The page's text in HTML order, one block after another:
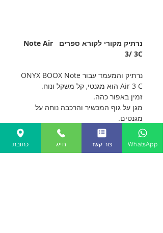
נרתיק מקורי לקורא ספרים Note Air
3/ 3C
נרתיק והמעמד עבור ONYX BOOX Note
Air 3 C הוא מגנטי, קל משקל ונוח.
זמין באפור כהה.
מגן על גוף המכשיר והרכבה נוחה על
מגנטים.
כיסוי המארז מתקפל והופך למעמד.
שולח את הקורא לישון כשהוא סגור.
תתעורר כשפותחים.
כתובת חייג צור קשר WhatsApp